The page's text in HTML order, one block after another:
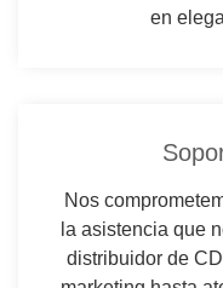
en
Nos
la asistencia que
distribuidor de